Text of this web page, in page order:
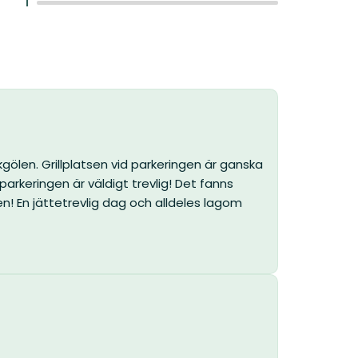
Grillplatsen vid parkeringen är ganska
är väldigt trevlig! Det fanns
En jättetrevlig dag och alldeles lagom